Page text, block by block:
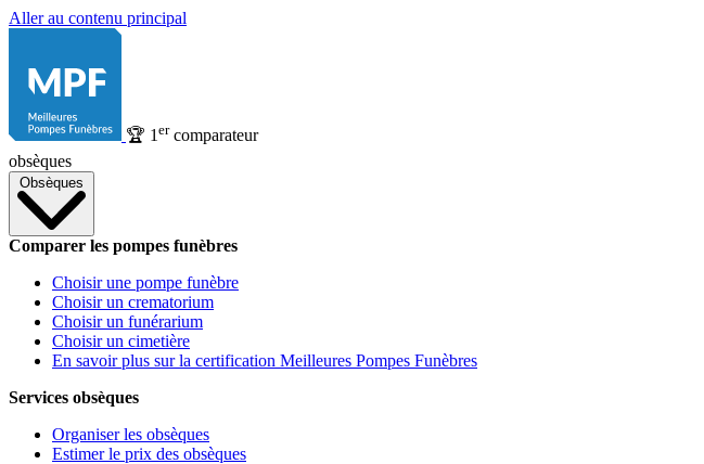
Aller au contenu principal
🏆 1 ercomparateur
obsèques
Obsèques
Comparer les pompes funèbres
Choisir une pompe funèbre
Choisir un crematorium
Choisir un funérarium
Choisir un cimetière
En savoir plus sur la certification Meilleures Pompes Funèbres
Services obsèques
Organiser les obsèques
Estimer le prix des obsèques